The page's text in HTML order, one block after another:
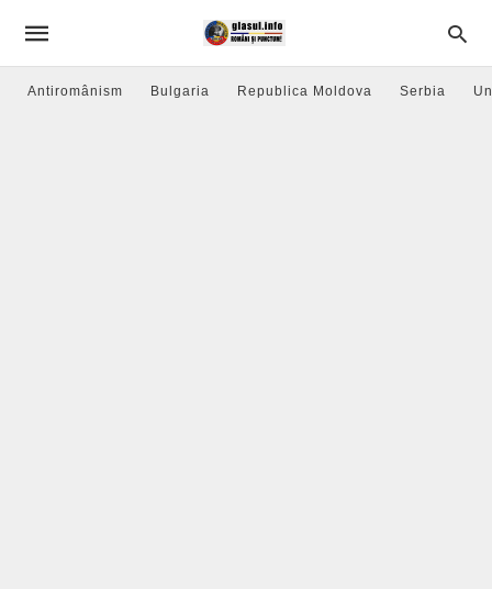
Antiromânism Bulgaria Republica Moldova Serbia